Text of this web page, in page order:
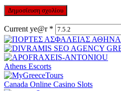
Current ye@r *
Athens Escorts
Canada Online Casino Slots